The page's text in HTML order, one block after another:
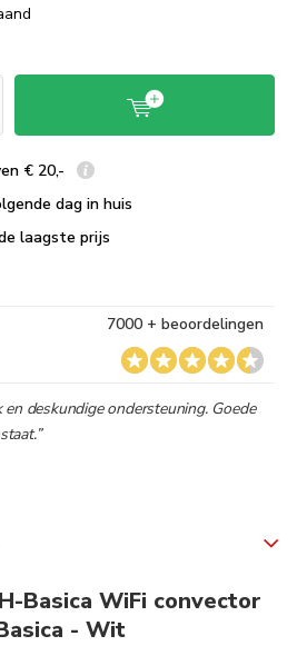
€ 20,-
dag in huis
laagste prijs
7000 + beoordelingen
deskundige ondersteuning. Goede
Basica WiFi convector
- Wit